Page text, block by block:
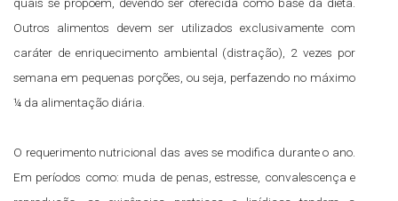
Outros alimentos devem ser utilizados exclusivamente com
caráter de enriquecimento ambiental (distração), 2 vezes por
semana em pequenas porções, ou seja, perfazendo no máximo
¼ da alimentação diária.
O requerimento nutricional das aves se modifica durante o ano.
Em períodos como: muda de penas, estresse, convalescença e